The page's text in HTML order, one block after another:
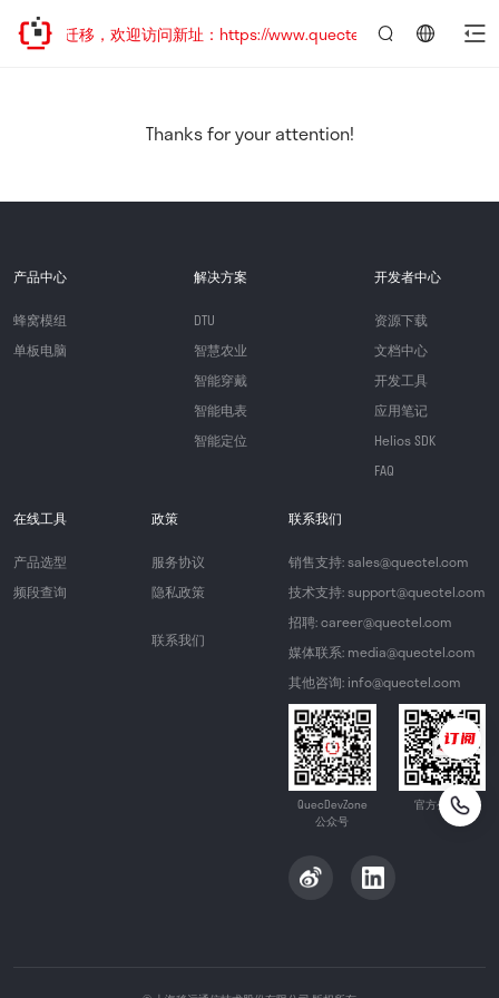
地址已迁移，欢迎访问新址：https://www.quectel.com.cn
Thanks for your attention!
产品中心
蜂窝模组
单板电脑
解决方案
DTU
智慧农业
智能穿戴
智能电表
智能定位
开发者中心
资源下载
文档中心
开发工具
应用笔记
Helios SDK
FAQ
在线工具
产品选型
频段查询
政策
服务协议
隐私政策
联系我们
联系我们
销售支持: sales@quectel.com
技术支持: support@quectel.com
招聘: career@quectel.com
媒体联系: media@quectel.com
其他咨询: info@quectel.com
QuecDevZone
公众号
官方公众号